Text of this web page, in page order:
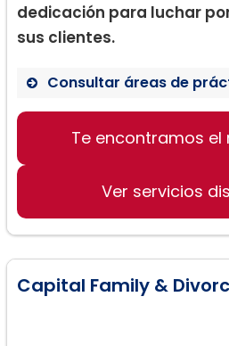
dedicación para luchar
sus clientes.
Consultar áreas de
Derecho de Familia
Casos de Custodia
Te encontramos el
Ver servicios
Capital Family &